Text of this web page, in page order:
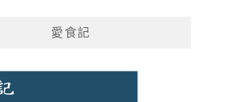
愛食記